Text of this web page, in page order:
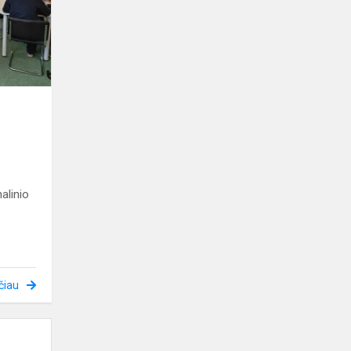
diktantą